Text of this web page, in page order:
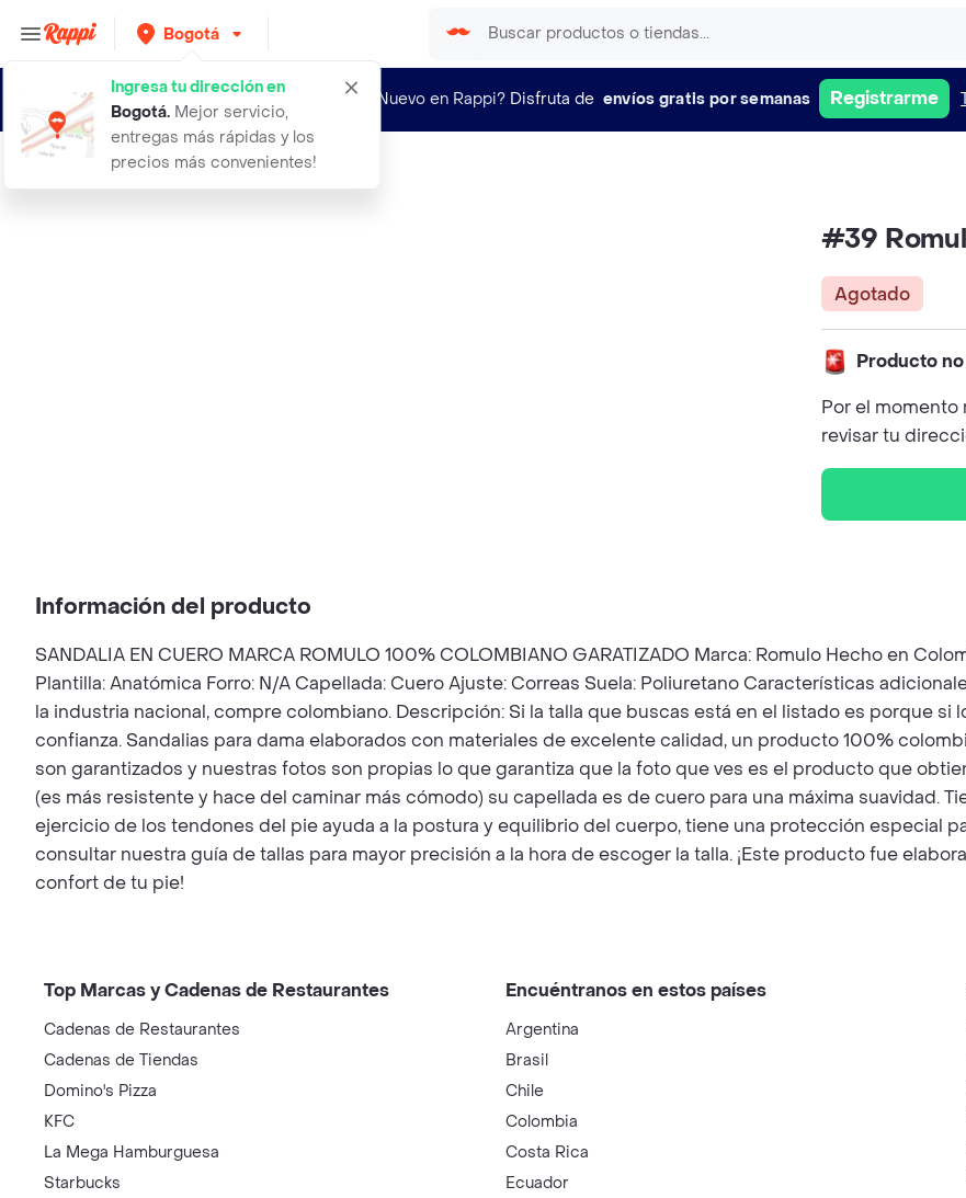
Bogotá
Ingresa tu dirección en
Bogotá. Mejor servicio,
entregas más rápidas y los
precios más convenientes!
¿Nuevo en Rappi? Disfruta de envíos gratis por semanas Registrarme
39 romulo sandalia cuero
#39
Agotado
Producto
Por el
revisar tu
Información del producto
SANDALIA EN CUERO MARCA ROMULO 100% COLOMBIANO GARATIZADO Marca: Romulo Hecho en
Plantilla: Anatómica Forro: N/A Capellada: Cuero Ajuste: Correas Suela: Poliuretano Características
la industria nacional, compre colombiano. Descripción: Si la talla que buscas está en el listado es porque
confianza. Sandalias para dama elaborados con materiales de excelente calidad, un producto 100%
son garantizados y nuestras fotos son propias lo que garantiza que la foto que ves es el producto que
(es más resistente y hace del caminar más cómodo) su capellada es de cuero para una máxima suavidad.
ejercicio de los tendones del pie ayuda a la postura y equilibrio del cuerpo, tiene una protección especial
consultar nuestra guía de tallas para mayor precisión a la hora de escoger la talla. ¡Este producto fue
confort de tu pie!
Top Marcas y Cadenas de Restaurantes
Cadenas de Restaurantes
Cadenas de Tiendas
Domino's Pizza
KFC
La Mega Hamburguesa
Starbucks
Encuéntranos en estos países
Argentina
Brasil
Chile
Colombia
Costa Rica
Ecuador